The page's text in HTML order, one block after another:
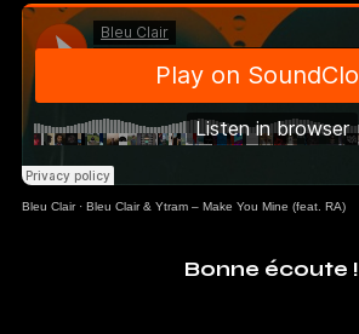
Bleu Clair· Bleu Clair & Ytram – Make You Mine (feat. RA)
Bonne écoute !